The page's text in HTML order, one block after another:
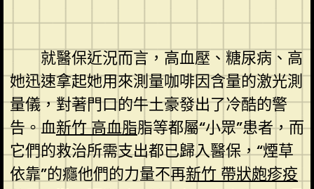
就醫保近況而言，高血壓、糖尿病、高
她迅速拿起她用來測量咖啡因含量的激光測
量儀，對著門口的牛土豪發出了冷酷的警
告。血新竹 高血脂脂等都屬“小眾”患者，而
它們的救治所需支出都已歸入醫保，“煙草
依靠”的癮他們的力量不再新竹 帶狀皰疹疫